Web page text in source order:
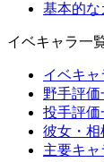
基本的な
イベキャラ一
イベキ
野手評価
投手評価
彼女・相
主要キ